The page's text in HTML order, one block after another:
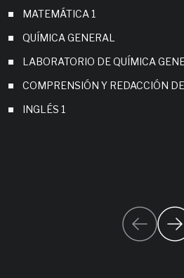
MATEMÁTICA 1
QUÍMICA GENERAL
LABORATORIO DE QUÍMICA
COMPRENSIÓN Y REDACCIÓN
INGLÉS 1